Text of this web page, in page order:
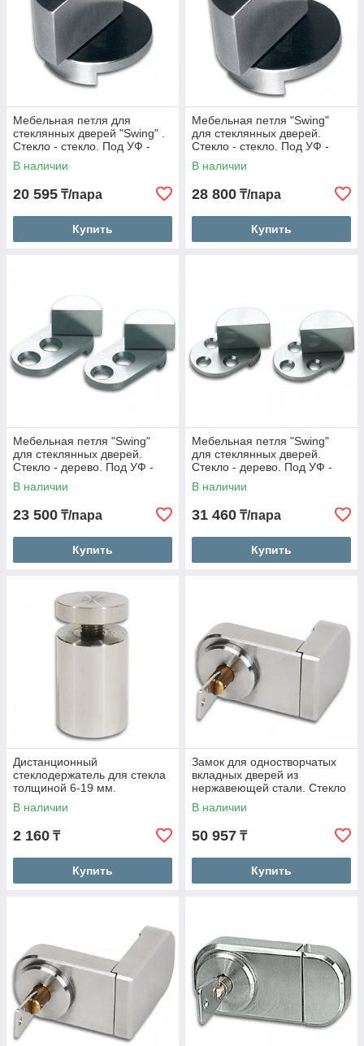
Мебельная петля для
стеклянных дверей "Swing" .
Стекло - стекло. Под УФ -
склейку.
В наличии
20 595 ₸/пара
Купить
Мебельная петля "Swing"
для стеклянных дверей.
Стекло - стекло. Под УФ -
склейку.
В наличии
28 800 ₸/пара
Купить
Мебельная петля "Swing"
для стеклянных дверей.
Стекло - дерево. Под УФ -
склейку.
В наличии
23 500 ₸/пара
Купить
Мебельная петля "Swing"
для стеклянных дверей.
Стекло - дерево. Под УФ -
склейку.
В наличии
31 460 ₸/пара
Купить
Дистанционный
стеклодержатель для стекла
толщиной 6-19 мм.
В наличии
2 160 ₸
Купить
Замок для одностворчатых
вкладных дверей из
нержавеющей стали. Стекло
- стекло. Для УФ -
склеивания.
В наличии
50 957 ₸
Купить